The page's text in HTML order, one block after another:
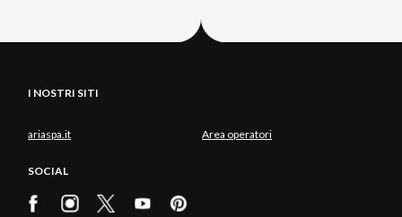
I NOSTRI SITI
ariaspa.it Area operatori
SOCIAL